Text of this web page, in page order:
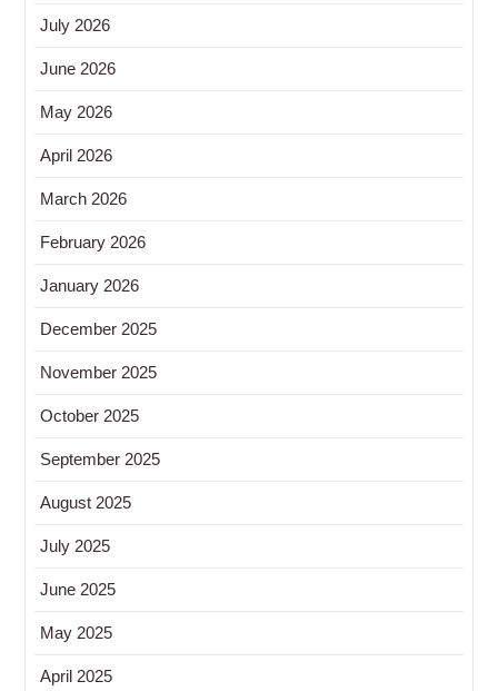
July 2026
June 2026
May 2026
April 2026
March 2026
February 2026
January 2026
December 2025
November 2025
October 2025
September 2025
August 2025
July 2025
June 2025
May 2025
April 2025